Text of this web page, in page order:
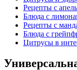
Рецепты с
Блюда с
Рецепты с
Блюда с
Цитрусы в